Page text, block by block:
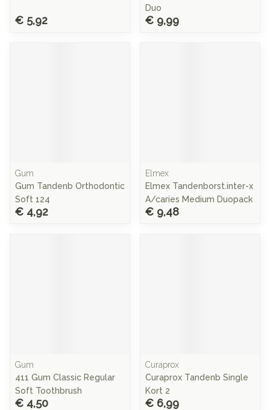
€ 5,92
Duo
€ 9,99
Gum
Gum Tandenb Orthodontic
Soft 124
€ 4,92
Elmex
Elmex Tandenborst.inter-x
A/caries Medium Duopack
€ 9,48
Gum
411 Gum Classic Regular
Soft Toothbrush
€ 4,50
Curaprox
Curaprox Tandenb Single
Kort 2
€ 6,99